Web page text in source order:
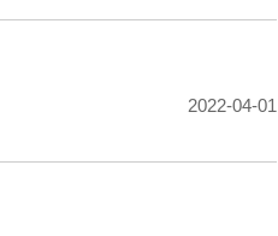
2022-04-01